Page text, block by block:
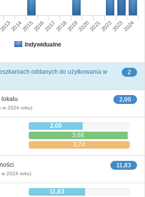
Indywidualne
20142015201620172018201920202021202220232024
2
oddanych do użytkowania w
2,00
lokalu
w 2024 roku)
2,00
3,68
3,74
11,83
2024 roku)
11,83